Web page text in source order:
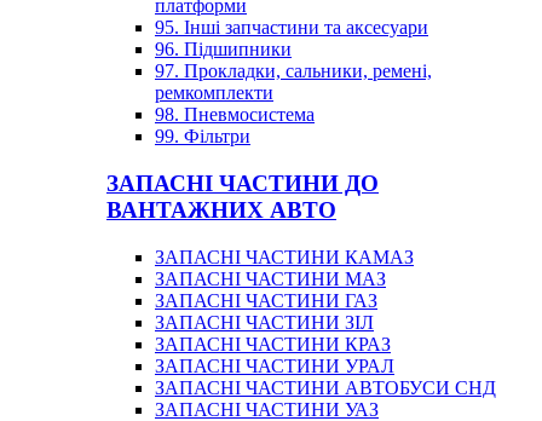
платформи
95. Інші запчастини та аксесуари
96. Підшипники
97. Прокладки, сальники, ремені,
ремкомплекти
98. Пневмосистема
99. Фільтри
ЗАПАСНІ ЧАСТИНИ ДО
ВАНТАЖНИХ АВТО
ЗАПАСНІ ЧАСТИНИ КАМАЗ
ЗАПАСНІ ЧАСТИНИ МАЗ
ЗАПАСНІ ЧАСТИНИ ГАЗ
ЗАПАСНІ ЧАСТИНИ ЗІЛ
ЗАПАСНІ ЧАСТИНИ КРАЗ
ЗАПАСНІ ЧАСТИНИ УРАЛ
ЗАПАСНІ ЧАСТИНИ АВТОБУСИ СНД
ЗАПАСНІ ЧАСТИНИ УАЗ